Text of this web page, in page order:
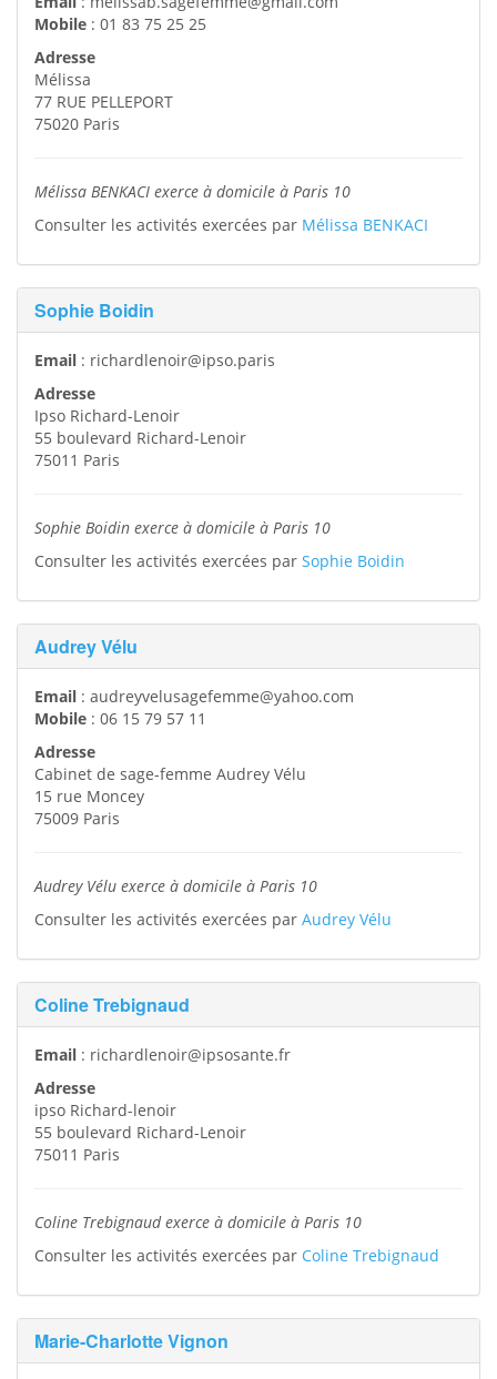
Mobile : 01 83 75 25 25
Adresse
Mélissa
77 RUE PELLEPORT
75020 Paris
Mélissa BENKACI exerce à domicile à Paris 10
Consulter les activités exercées par Mélissa BENKACI
Sophie Boidin
Email : richardlenoir@ipso.paris
Adresse
Ipso Richard-Lenoir
55 boulevard Richard-Lenoir
75011 Paris
Sophie Boidin exerce à domicile à Paris 10
Consulter les activités exercées par Sophie Boidin
Audrey Vélu
Email : audreyvelusagefemme@yahoo.com
Mobile : 06 15 79 57 11
Adresse
Cabinet de sage-femme Audrey Vélu
15 rue Moncey
75009 Paris
Audrey Vélu exerce à domicile à Paris 10
Consulter les activités exercées par Audrey Vélu
Coline Trebignaud
Email : richardlenoir@ipsosante.fr
Adresse
ipso Richard-lenoir
55 boulevard Richard-Lenoir
75011 Paris
Coline Trebignaud exerce à domicile à Paris 10
Consulter les activités exercées par Coline Trebignaud
Marie-Charlotte Vignon